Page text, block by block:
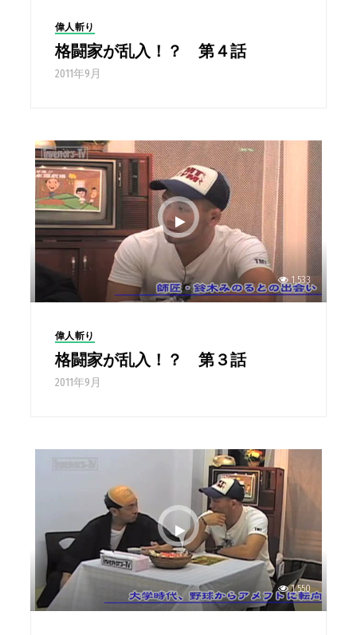
偉人斬り
格闘家が乱入！？ 第４話
2011年9月
1,533
偉人斬り
格闘家が乱入！？ 第３話
2011年9月
1,550